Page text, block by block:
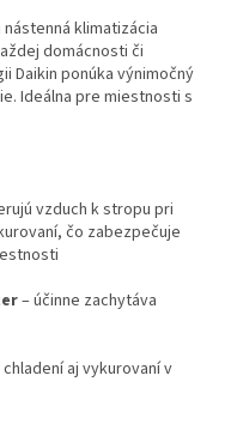
klimatizácia
domácnosti či
Daikin ponúka výnimočný
Ideálna pre miestnosti s
vzduch k stropu pri
čo zabezpečuje
– účinne zachytáva
aj vykurovaní v